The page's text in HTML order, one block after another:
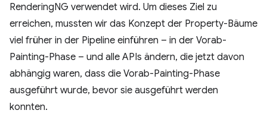
RenderingNG verwendet wird. Um dieses Ziel zu
erreichen, mussten wir das Konzept der Property-Bäume
viel früher in der Pipeline einführen – in der Vorab-
Painting-Phase – und alle APIs ändern, die jetzt davon
abhängig waren, dass die Vorab-Painting-Phase
ausgeführt wurde, bevor sie ausgeführt werden
konnten.